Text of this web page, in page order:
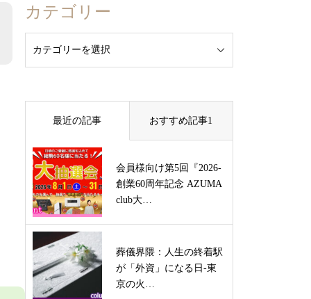
カテゴリー
最近の記事 おすすめ記事1
会員様向け第5回『2026-
創業60周年記念 AZUMA
club大…
葬儀界隈：人生の終着駅
が「外資」になる日-東
京の火…